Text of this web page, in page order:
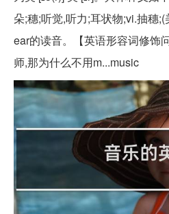
朵;穗;听觉,听力;耳状物;vi.抽穗
ear的读音。【英语形容词修饰
师,那为什么不用m...music